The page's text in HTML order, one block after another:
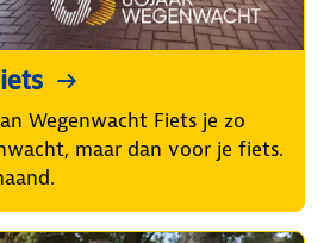
Wegenwacht Fiets je zo
maar dan voor je fiets.